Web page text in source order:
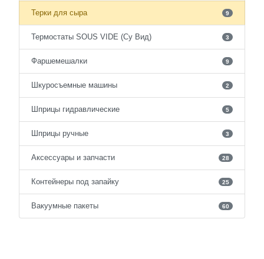
Терки для сыра 9
Термостаты SOUS VIDE (Су Вид) 3
Фаршемешалки 9
Шкуросъемные машины 2
Шприцы гидравлические 5
Шприцы ручные 3
Аксессуары и запчасти 28
Контейнеры под запайку 25
Вакуумные пакеты 60